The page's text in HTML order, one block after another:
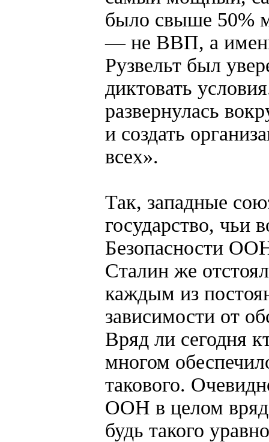
было свыше 50%
— не ВВП, а
Рузвельт был
диктовать
развернулась
и создать
всех».
Так, западные
государство, чьи
Безопасности
Сталин же
каждым из
зависимости от
Вряд ли сегодня
многом
такового.
ООН в целом вряд
будь такого